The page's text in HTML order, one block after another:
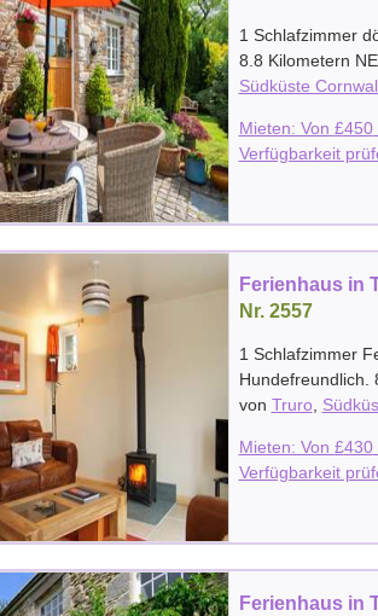
1 Schlafzimmer
8.8 Kilometern
Südküste
Mieten: Von £450
Verfügbarkeit
Ferienhaus in
Nr. 2557
1 Schlafzimmer
Hundefreundlich.
von Truro,
Mieten: Von £430
Verfügbarkeit
Ferienhaus in